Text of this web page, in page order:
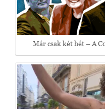
Már csak két hét – A